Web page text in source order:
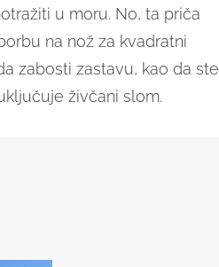
u moru. No, ta priča
na nož za kvadratni
zabosti zastavu, kao da ste
živčani slom.